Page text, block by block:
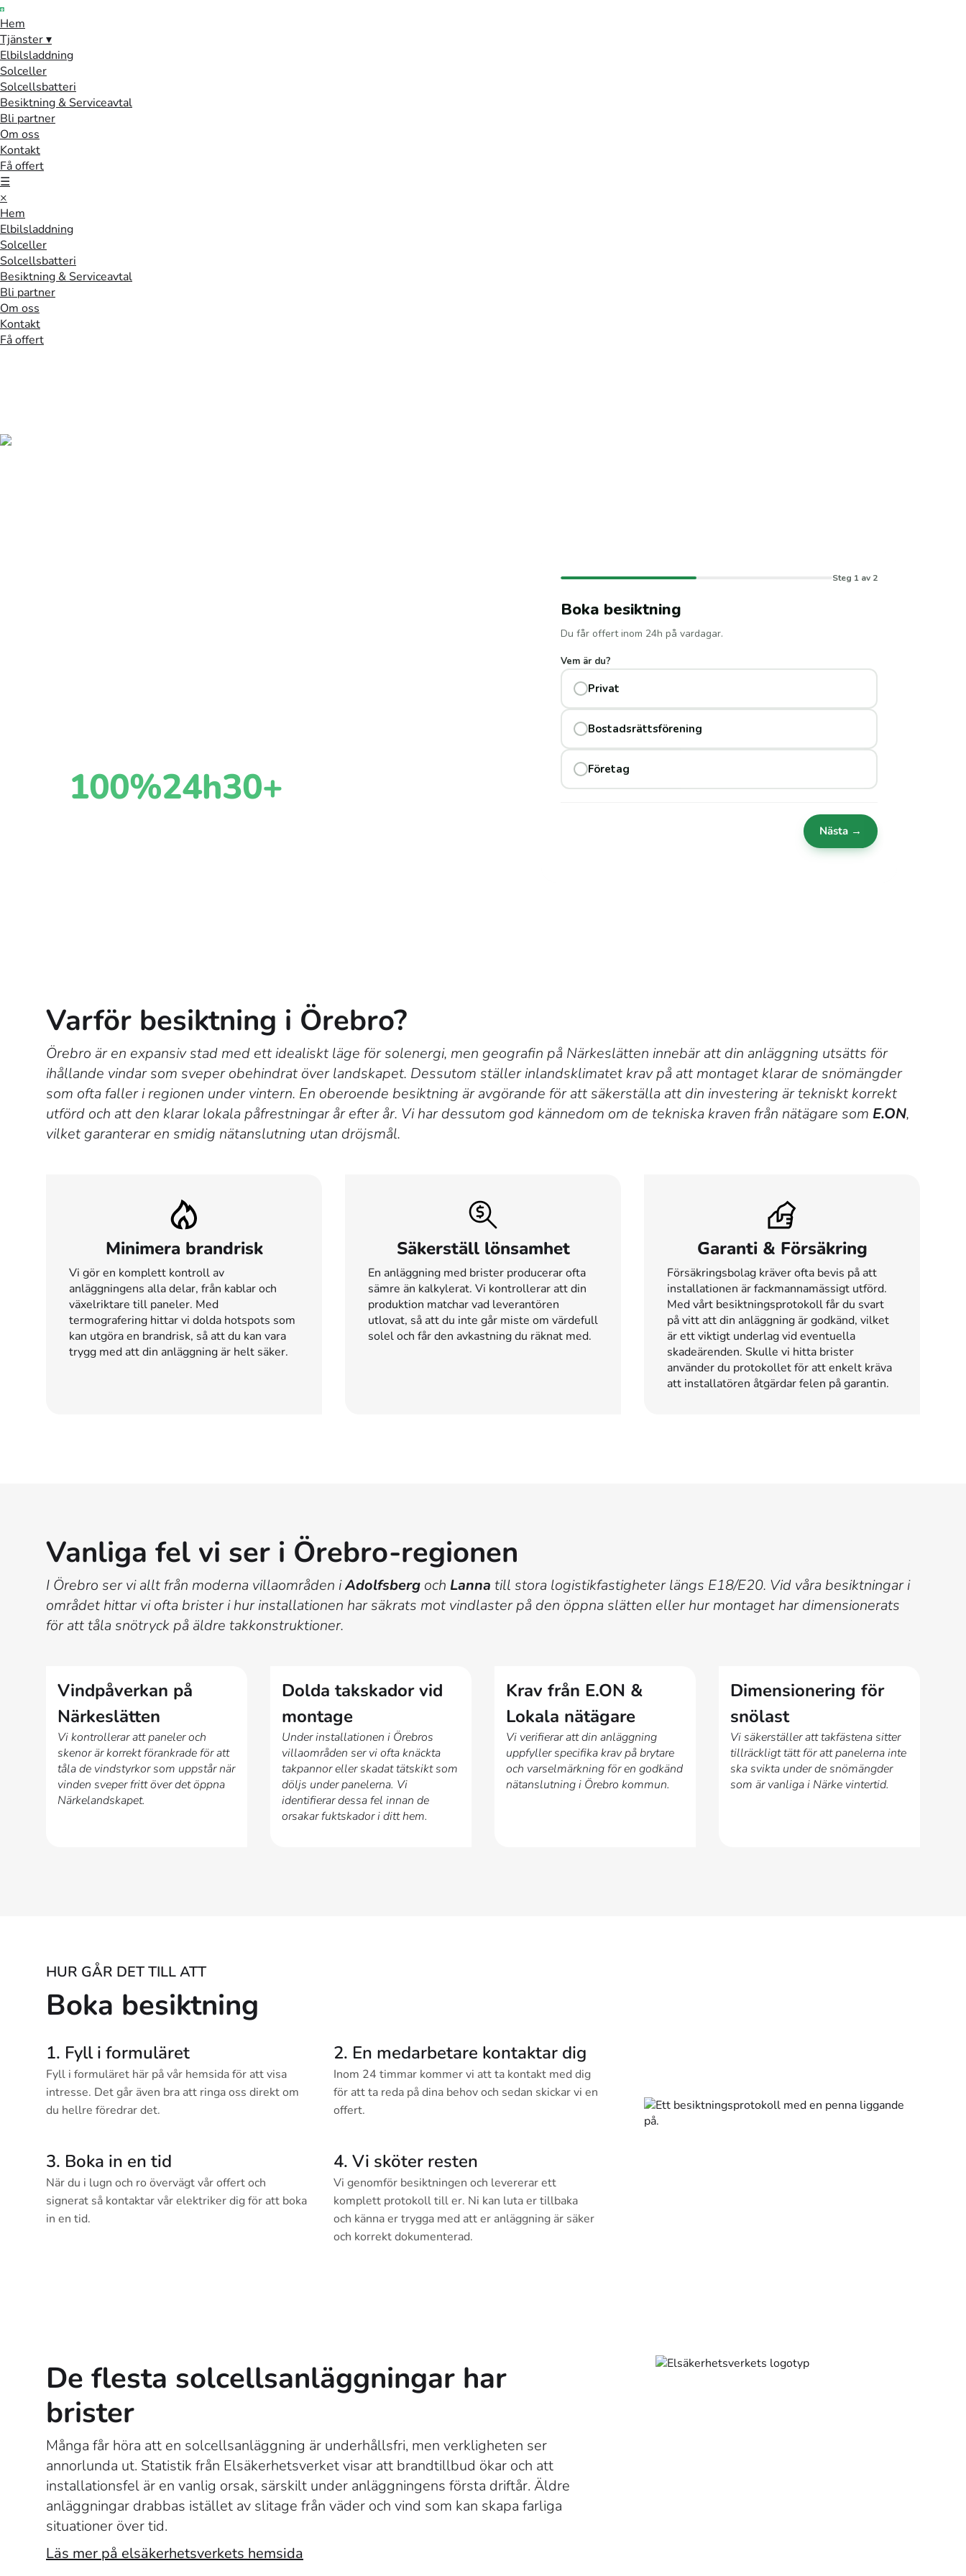
Hem
Tjänster▾
Elbilsladdning
Solceller
Solcellsbatteri
Besiktning & Serviceavtal
Bli partner
Om oss
Kontakt
Få offert
☰
×
Hem
Elbilsladdning
Solceller
Solcellsbatteri
Besiktning & Serviceavtal
Bli partner
Om oss
Kontakt
Få offert
100%24h30+
Steg 1 av 2
Boka besiktning
Du får offert inom 24h på vardagar.
Vem är du?
Privat
Bostadsrättsförening
Företag
Nästa →
Varför besiktning i Örebro?
Örebro är en expansiv stad med ett idealiskt läge för solenergi, men geografin på Närkeslätten innebär att din anläggning utsätts för
ihållande vindar som sveper obehindrat över landskapet. Dessutom ställer inlandsklimatet krav på att montaget klarar de snömängder
som ofta faller i regionen under vintern. En oberoende besiktning är avgörande för att säkerställa att din investering är tekniskt korrekt
utförd och att den klarar lokala påfrestningar år efter år. Vi har dessutom god kännedom om de tekniska kraven från nätägare som E.ON,
vilket garanterar en smidig nätanslutning utan dröjsmål.
Minimera brandrisk
Vi gör en komplett kontroll av
anläggningens alla delar, från kablar och
växelriktare till paneler. Med
termografering hittar vi dolda hotspots som
kan utgöra en brandrisk, så att du kan vara
trygg med att din anläggning är helt säker.
Säkerställ lönsamhet
En anläggning med brister producerar ofta
sämre än kalkylerat. Vi kontrollerar att din
produktion matchar vad leverantören
utlovat, så att du inte går miste om värdefull
solel och får den avkastning du räknat med.
Garanti & Försäkring
Försäkringsbolag kräver ofta bevis på att
installationen är fackmannamässigt utförd.
Med vårt besiktningsprotokoll får du svart
på vitt att din anläggning är godkänd, vilket
är ett viktigt underlag vid eventuella
skadeärenden. Skulle vi hitta brister
använder du protokollet för att enkelt kräva
att installatören åtgärdar felen på garantin.
Vanliga fel vi ser i Örebro-regionen
I Örebro ser vi allt från moderna villaområden iAdolfsberg och Lanna till stora logistikfastigheter längs E18/E20. Vid våra besiktningar i
området hittar vi ofta brister i hur installationen har säkrats mot vindlaster på den öppna slätten eller hur montaget har dimensionerats
för att tåla snötryck på äldre takkonstruktioner.
Vindpåverkan på
Närkeslätten
Vi kontrollerar att paneler och
skenor är korrekt förankrade för att
tåla de vindstyrkor som uppstår när
vinden sveper fritt över det öppna
Närkelandskapet.
Dolda takskador vid
montage
Under installationen i Örebros
villaområden ser vi ofta knäckta
takpannor eller skadat tätskikt som
döljs under panelerna. Vi
identifierar dessa fel innan de
orsakar fuktskador i ditt hem.
Krav från E.ON &
Lokala nätägare
Vi verifierar att din anläggning
uppfyller specifika krav på brytare
och varselmärkning för en godkänd
nätanslutning i Örebro kommun.
Dimensionering för
snölast
Vi säkerställer att takfästena sitter
tillräckligt tätt för att panelerna inte
ska svikta under de snömängder
som är vanliga i Närke vintertid.
HUR GÅR DET TILL ATT
Boka besiktning
1. Fyll i formuläret
Fyll i formuläret här på vår hemsida för att visa
intresse. Det går även bra att ringa oss direkt om
du hellre föredrar det.
2. En medarbetare kontaktar dig
Inom 24 timmar kommer vi att ta kontakt med dig
för att ta reda på dina behov och sedan skickar vi en
offert.
3. Boka in en tid
När du i lugn och ro övervägt vår offert och
signerat så kontaktar vår elektriker dig för att boka
in en tid.
4. Vi sköter resten
Vi genomför besiktningen och levererar ett
komplett protokoll till er. Ni kan luta er tillbaka
och känna er trygga med att er anläggning är säker
och korrekt dokumenterad.
De flesta solcellsanläggningar har
brister
Många får höra att en solcellsanläggning är underhållsfri, men verkligheten ser
annorlunda ut. Statistik från Elsäkerhetsverket visar att brandtillbud ökar och att
installationsfel är en vanlig orsak, särskilt under anläggningens första driftår. Äldre
anläggningar drabbas istället av slitage från väder och vind som kan skapa farliga
situationer över tid.
Läs mer på elsäkerhetsverkets hemsida